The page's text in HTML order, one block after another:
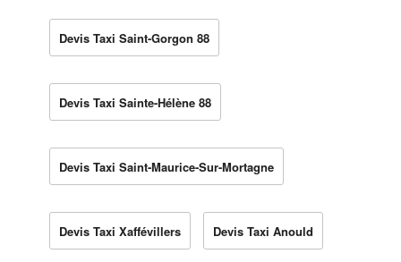
Devis Taxi Saint-Gorgon 88
Devis Taxi Sainte-Hélène 88
Devis Taxi Saint-Maurice-Sur-Mortagne
Devis Taxi Xaffévillers Devis Taxi Anould